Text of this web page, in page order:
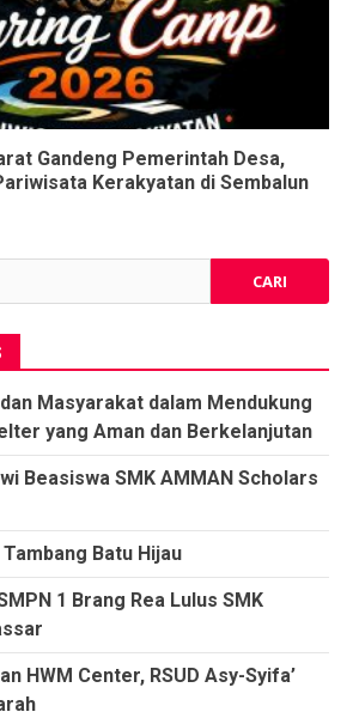
Gandeng Pemerintah Desa,
Kerakyatan di Sembalun
Masyarakat dalam Mendukung
yang Aman dan Berkelanjutan
Beasiswa SMK AMMAN Scholars
Batu Hijau
1 Brang Rea Lulus SMK
HWM Center, RSUD Asy-Syifa’